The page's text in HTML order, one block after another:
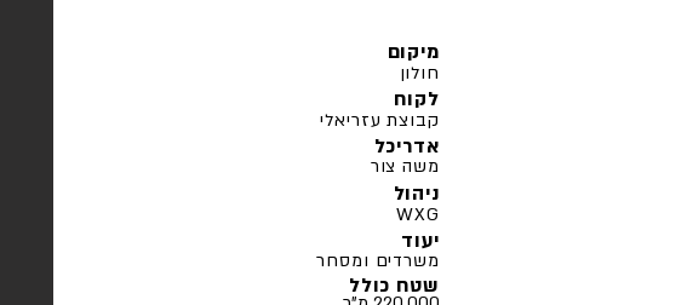
חולון
קבוצת עזריאלי
לקוח
משה צור
אדריכל
WXG
ניהול
יעוד
משרדים ומסחר
שטח כולל
מיקום